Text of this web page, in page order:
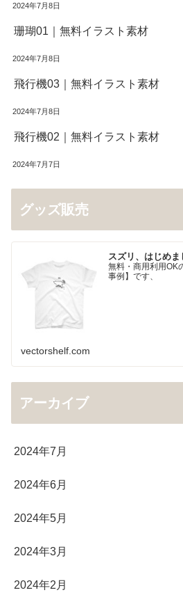
2024年7月8日
珊瑚01｜無料イラスト素材
2024年7月8日
飛行機03｜無料イラスト素材
2024年7月8日
飛行機02｜無料イラスト素材
2024年7月7日
グッズ販売
スズリ、はじめま
無料・商用利用OK
事例】です、
vectorshelf.com
アーカイブ
2024年7月
2024年6月
2024年5月
2024年3月
2024年2月